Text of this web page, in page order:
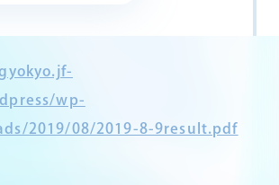
wp-
2019/08/2019-8-9result.pdf